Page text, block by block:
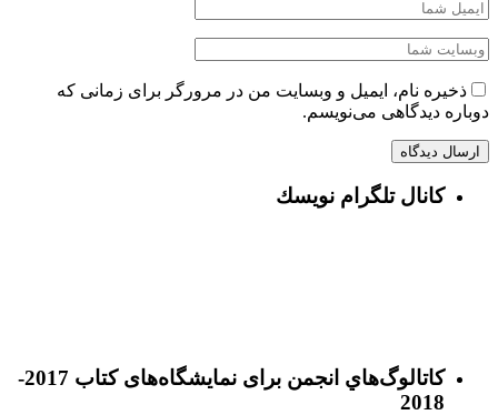
ذخیره نام، ایمیل و وبسایت من در مرورگر برای زمانی که
دوباره دیدگاهی می‌نویسم.
كانال تلگرام نويسك
كاتالوگ‌هاي انجمن برای نمايشگاه‌های كتاب 2017-
2018